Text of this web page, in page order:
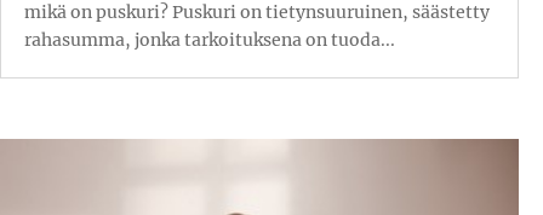
mikä on puskuri? Puskuri on tietynsuuruinen, säästetty
rahasumma, jonka tarkoituksena on tuoda...